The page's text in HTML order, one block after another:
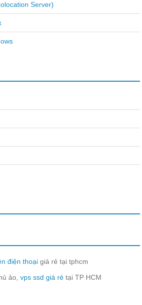
Server)
điện thoại giá rẻ tại tphcm
ảo,vps ssd giá rẻ tại TP HCM